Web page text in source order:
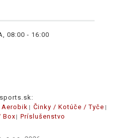
08:00 - 16:00
Aerobik
Činky / Kotúče / Tyče
Box
Príslušenstvo